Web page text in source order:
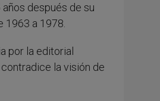
después de su
1963 a 1978.
por la editorial
la visión de